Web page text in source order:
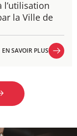
l’utilisation
la Ville de
EN SAVOIR PLUS